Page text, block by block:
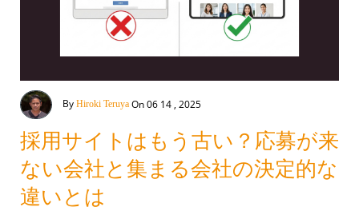
By Hiroki Teruya On 06 14 , 2025
採用サイトはもう古い？応募が来
ない会社と集まる会社の決定的な
違いとは